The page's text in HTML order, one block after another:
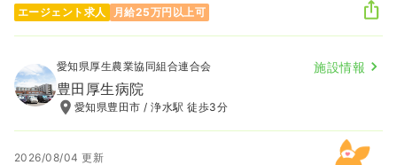
エージェント求人 月給25万円以上可
愛知県厚生農業協同組合連合会 施設情報
豊田厚生病院
愛知県豊田市 / 浄水駅 徒歩3分
2026/08/04 更新